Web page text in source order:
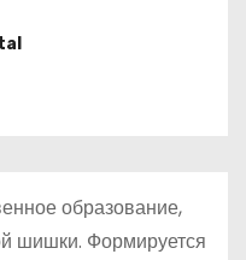
образование,
шишки. Формируется